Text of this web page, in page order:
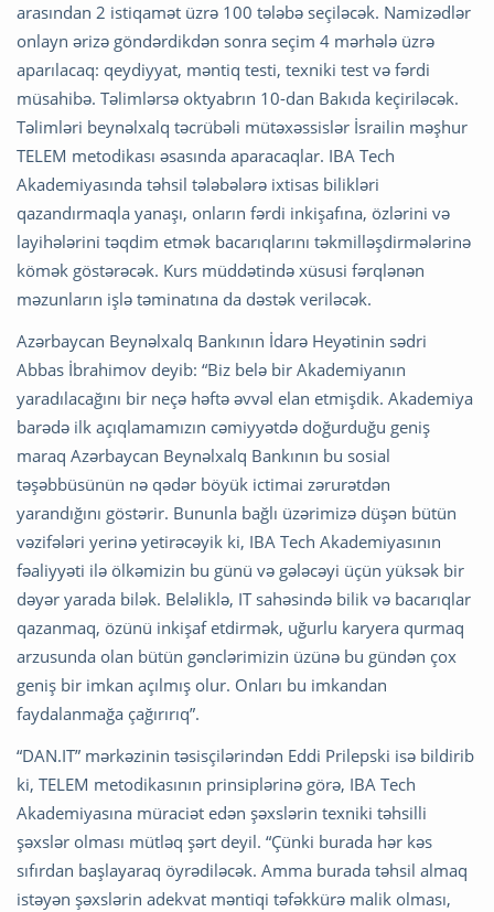
arasından 2 istiqamət üzrə 100 tələbə seçiləcək. Namizədlər
onlayn ərizə göndərdikdən sonra seçim 4 mərhələ üzrə
aparılacaq: qeydiyyat, məntiq testi, texniki test və fərdi
müsahibə. Təlimlərsə oktyabrın 10-dan Bakıda keçiriləcək.
Təlimləri beynəlxalq təcrübəli mütəxəssislər İsrailin məşhur
TELEM metodikası əsasında aparacaqlar. IBA Tech
Akademiyasında təhsil tələbələrə ixtisas bilikləri
qazandırmaqla yanaşı, onların fərdi inkişafına, özlərini və
layihələrini təqdim etmək bacarıqlarını təkmilləşdirmələrinə
kömək göstərəcək. Kurs müddətində xüsusi fərqlənən
məzunların işlə təminatına da dəstək veriləcək.
Azərbaycan Beynəlxalq Bankının İdarə Heyətinin sədri
Abbas İbrahimov deyib: “Biz belə bir Akademiyanın
yaradılacağını bir neçə həftə əvvəl elan etmişdik. Akademiya
barədə ilk açıqlamamızın cəmiyyətdə doğurduğu geniş
maraq Azərbaycan Beynəlxalq Bankının bu sosial
təşəbbüsünün nə qədər böyük ictimai zərurətdən
yarandığını göstərir. Bununla bağlı üzərimizə düşən bütün
vəzifələri yerinə yetirəcəyik ki, IBA Tech Akademiyasının
fəaliyyəti ilə ölkəmizin bu günü və gələcəyi üçün yüksək bir
dəyər yarada bilək. Beləliklə, IT sahəsində bilik və bacarıqlar
qazanmaq, özünü inkişaf etdirmək, uğurlu karyera qurmaq
arzusunda olan bütün gənclərimizin üzünə bu gündən çox
geniş bir imkan açılmış olur. Onları bu imkandan
faydalanmağa çağırırıq”.
“DAN.IT” mərkəzinin təsisçilərindən Eddi Prilepski isə bildirib
ki, TELEM metodikasının prinsiplərinə görə, IBA Tech
Akademiyasına müraciət edən şəxslərin texniki təhsilli
şəxslər olması mütləq şərt deyil. “Çünki burada hər kəs
sıfırdan başlayaraq öyrədiləcək. Amma burada təhsil almaq
istəyən şəxslərin adekvat məntiqi təfəkkürə malik olması,